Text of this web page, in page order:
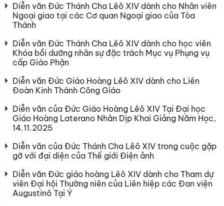
Diễn văn Đức Thánh Cha Lêô XIV dành cho Nhân viên
Ngoại giao tại các Cơ quan Ngoại giao của Tòa
Thánh
Diễn văn Đức Thánh Cha Lêô XIV dành cho học viên
Khóa bồi dưỡng nhân sự đặc trách Mục vụ Phụng vụ
cấp Giáo Phận
Diễn văn Đức Giáo Hoàng Lêô XIV dành cho Liên
Đoàn Kinh Thánh Công Giáo
Diễn văn của Đức Giáo Hoàng Lêô XIV Tại Đại học
Giáo Hoàng Laterano Nhân Dịp Khai Giảng Năm Học,
14.11.2025
Diễn văn của Đức Thánh Cha Lêô XIV trong cuộc gặp
gỡ với đại diện của Thế giới Điện ảnh
Diễn văn Đức giáo hoàng Lêô XIV dành cho Tham dự
viên Đại hội Thường niên của Liên hiệp các Đan viện
Augustinô Tại Ý